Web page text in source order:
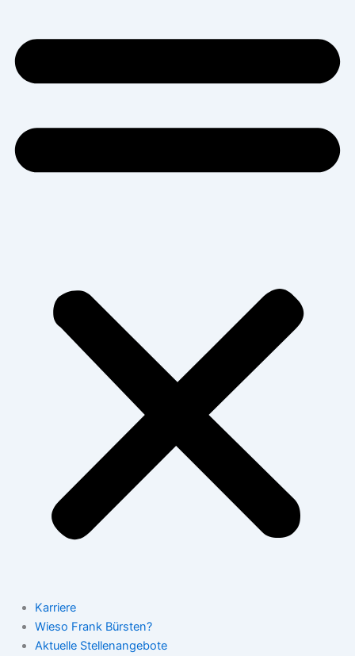
Karriere
Wieso Frank Bürsten?
Aktuelle Stellenangebote